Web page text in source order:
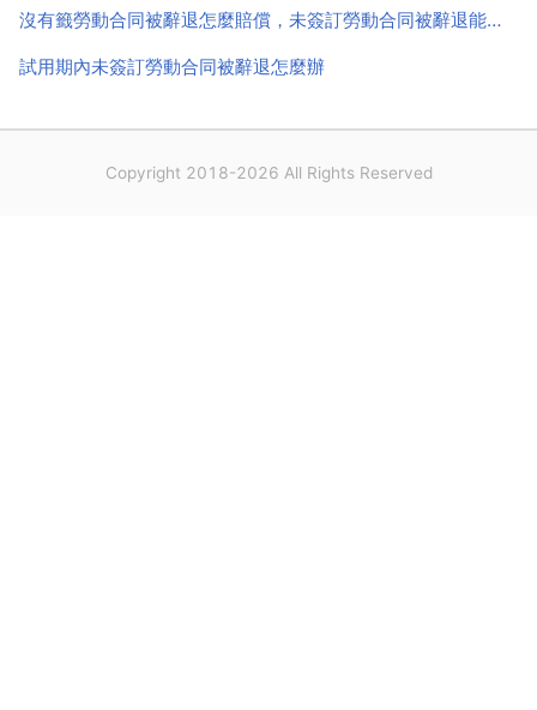
沒有籤勞動合同被辭退怎麼賠償，未簽訂勞動合同被辭退能要求賠償嗎
試用期內未簽訂勞動合同被辭退怎麼辦
Copyright 2018-2026 All Rights Reserved